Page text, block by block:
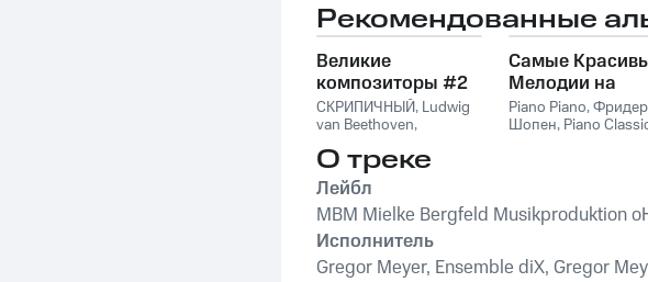
Leipzig, Ensemble
Noema Leipzig,
Ensemble Noema
Leipzig
Gregor Meyer
Рекомендованные
Великие
композиторы #2
СКРИПИЧНЫЙ, Ludwig
van Beethoven,
Франц Шуберт,Vivaldi
String Orchestra
Антонио Вивальди
Самые
Мелодии на
Пианино
Piano Piano,
Шопен, Piano
О треке
Лейбл
MBM Mielke Bergfeld Musikproduktion
Исполнитель
Gregor Meyer, Ensemble diX, Gregor